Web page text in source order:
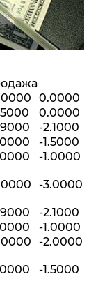
0.0000
0.0000
-2.1000
-1.5000
-1.0000
-3.0000
-2.1000
-1.0000
-2.0000
-1.5000